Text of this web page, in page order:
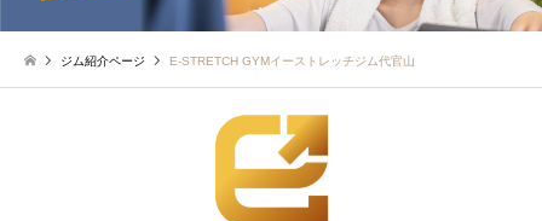
ジム紹介ページ E-STRETCH GYMイーストレッチジム代官山